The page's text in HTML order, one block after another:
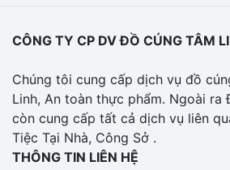
CÔNG TY CP DV ĐỒ CÚNG TÂM
Chúng tôi cung cấp dịch vụ đồ
Linh, An toàn thực phẩm. Ngoài ra
còn cung cấp tất cả dịch vụ liên
Tiệc Tại Nhà, Công Sở .
THÔNG TIN LIÊN HỆ